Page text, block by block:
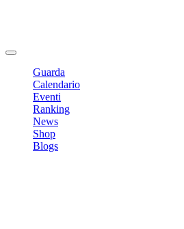
Guarda
Calendario
Eventi
Ranking
News
Shop
Blogs